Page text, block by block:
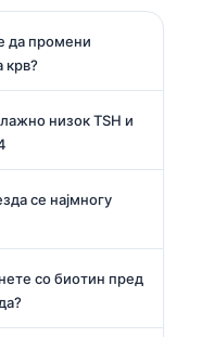
да промени
крв?
низок TSH и
се најмногу
со биотин пред